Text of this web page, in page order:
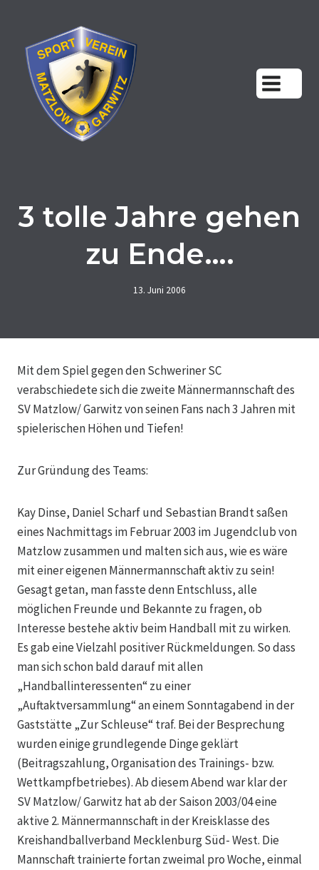
springen
3 tolle Jahre gehen
zu Ende….
13. Juni 2006
Mit dem Spiel gegen den Schweriner SC
verabschiedete sich die zweite Männermannschaft des
SV Matzlow/ Garwitz von seinen Fans nach 3 Jahren mit
spielerischen Höhen und Tiefen!
Zur Gründung des Teams:
Kay Dinse, Daniel Scharf und Sebastian Brandt saßen
eines Nachmittags im Februar 2003 im Jugendclub von
Matzlow zusammen und malten sich aus, wie es wäre
mit einer eigenen Männermannschaft aktiv zu sein!
Gesagt getan, man fasste denn Entschluss, alle
möglichen Freunde und Bekannte zu fragen, ob
Interesse bestehe aktiv beim Handball mit zu wirken.
Es gab eine Vielzahl positiver Rückmeldungen. So dass
man sich schon bald darauf mit allen
„Handballinteressenten“ zu einer
„Auftaktversammlung“ an einem Sonntagabend in der
Gaststätte „Zur Schleuse“ traf. Bei der Besprechung
wurden einige grundlegende Dinge geklärt
(Beitragszahlung, Organisation des Trainings- bzw.
Wettkampfbetriebes). Ab diesem Abend war klar der
SV Matzlow/ Garwitz hat ab der Saison 2003/04 eine
aktive 2. Männermannschaft in der Kreisklasse des
Kreishandballverband Mecklenburg Süd- West. Die
Mannschaft trainierte fortan zweimal pro Woche, einmal